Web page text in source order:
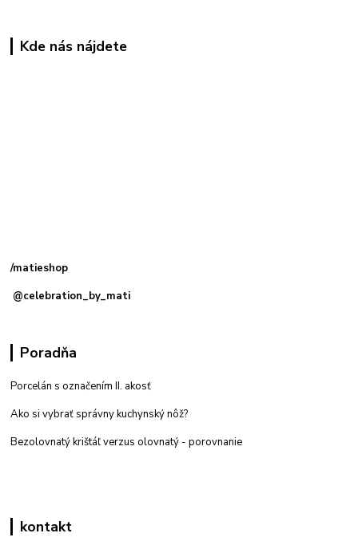
Kde nás nájdete
/matieshop
@celebration_by_mati
Poradňa
Porcelán s označením II. akosť
Ako si vybrať správny kuchynský nôž?
Bezolovnatý krištáľ verzus olovnatý - porovnanie
kontakt